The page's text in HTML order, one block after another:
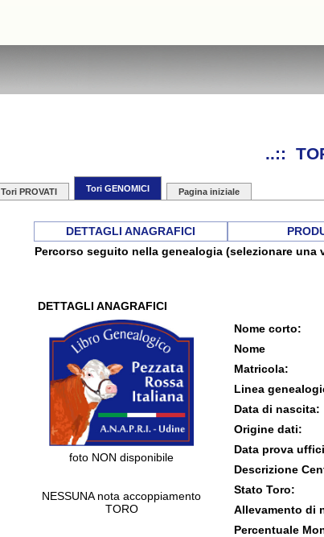
..::
Tori PROVATI Tori GENOMICI Pagina iniziale
DETTAGLI ANAGRAFICI
Percorso seguito nella genealogia (selezionare
DETTAGLI ANAGRAFICI
foto NON disponibile
NESSUNA nota accoppiamento
TORO
Nome corto:
Nome
Matricola:
Linea
Data di nascita:
Origine dati:
Data prova
Descrizione
Stato Toro:
Allevamento di
Percentuale